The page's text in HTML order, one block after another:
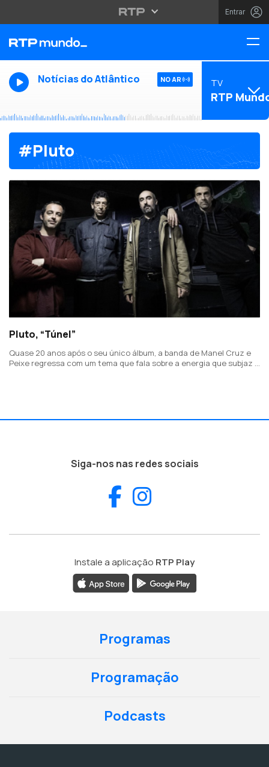
Entrar
Notícias do Atlântico NO AR TV
RTP
#Pluto
Pluto, “Túnel”
Quase 20 anos após o seu único álbum, a banda de Manel Cruz e
Peixe regressa com um tema que fala sobre a energia que subjaz a
Siga-nos nas redes sociais
Facebook
Instale a aplicação RTP Play
Programas
Programação
Podcasts